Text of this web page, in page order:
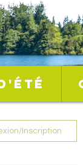
Inscription